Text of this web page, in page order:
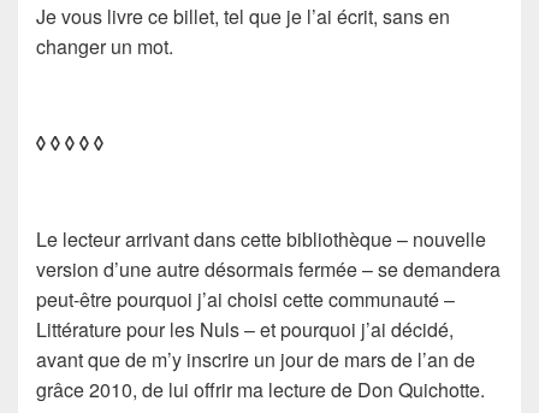
Je vous livre ce billet, tel que je l’ai écrit, sans en
changer un mot.
◊ ◊ ◊ ◊ ◊
Le lecteur arrivant dans cette bibliothèque – nouvelle
version d’une autre désormais fermée – se demandera
peut-être pourquoi j’ai choisi cette communauté –
Littérature pour les Nuls – et pourquoi j’ai décidé,
avant que de m’y inscrire un jour de mars de l’an de
grâce 2010, de lui offrir ma lecture de Don Quichotte.